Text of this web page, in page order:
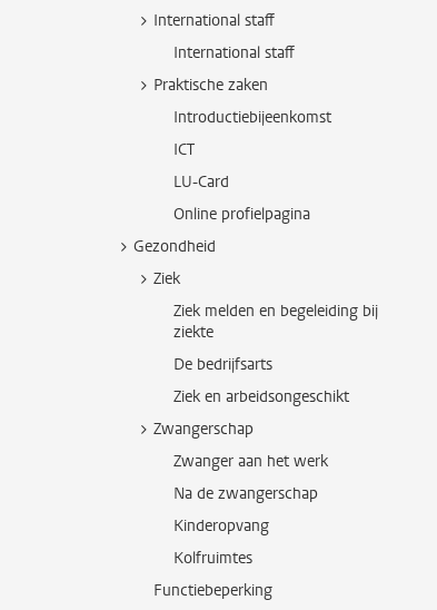
International staff
International staff
Praktische zaken
Introductiebijeenkomst
ICT
LU-Card
Online profielpagina
Gezondheid
Ziek
Ziek melden en begeleiding bij
ziekte
De bedrijfsarts
Ziek en arbeidsongeschikt
Zwangerschap
Zwanger aan het werk
Na de zwangerschap
Kinderopvang
Kolfruimtes
Functiebeperking